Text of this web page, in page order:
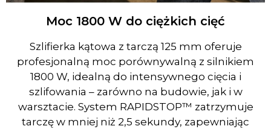
Moc 1800 W do ciężkich cięć
Szlifierka kątowa z tarczą 125 mm oferuje
profesjonalną moc porównywalną z silnikiem
1800 W, idealną do intensywnego cięcia i
szlifowania – zarówno na budowie, jak i w
warsztacie. System RAPIDSTOP™ zatrzymuje
tarczę w mniej niż 2,5 sekundy, zapewniając